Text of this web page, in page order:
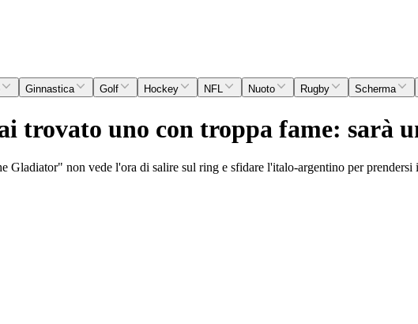
Ginnastica Golf Hockey NFL Nuoto Rugby Scherma
trovato uno con troppa fame: sarà
non vede l'ora di salire sul ring e sfidare l'italo-argentino per prendersi